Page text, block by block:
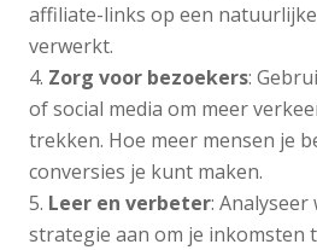
affiliate-links op een
verwerkt.
Zorg voor bezoekers:
of social media om meer
trekken. Hoe meer mensen je
conversies je kunt maken.
Leer en verbeter:
strategie aan om je inkomsten